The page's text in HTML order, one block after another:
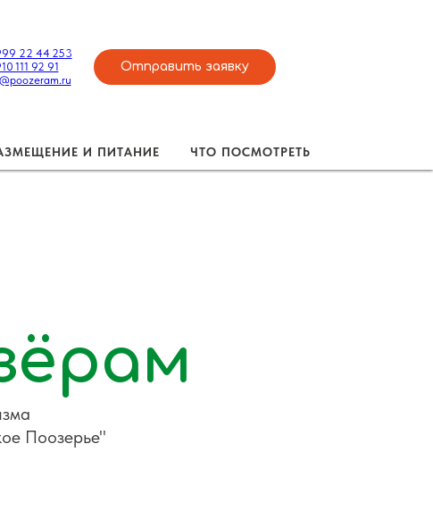
22 44 253
111 92 91
Отправить заявку
И ПИТАНИЕ ЧТО ПОСМОТРЕТЬ
Поозерье"